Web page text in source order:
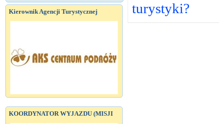
Kierownik Agencji Turystycznej
KOORDYNATOR WYJAZDU (MISJI
turystyki?